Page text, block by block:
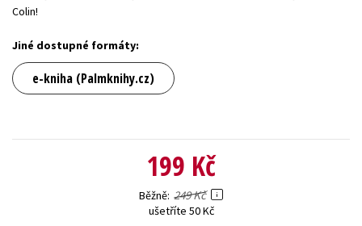
Colin!
Jiné dostupné formáty:
e-kniha (Palmknihy.cz)
199 Kč
Běžně 249 Kč
ušetříte 50 Kč